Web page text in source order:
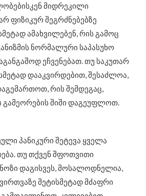
მიდრეკილი
ფიზიკურ შეგრძნებებზე
ამახვილებენ, რის გამოც
ნორმალური საპასუხო
ეჩვენებათ. თუ საკუთარ
დააკვირდებით, შესაძლოა,
რის შემდეგაც,
გამეორების შიში დაგეუფლოთ.
პანიკური შეტევა ყველა
თუ თქვენ შფოთვითი
დაგისვეს, მოსალოდნელია,
მეტისმეტად მძაფრი